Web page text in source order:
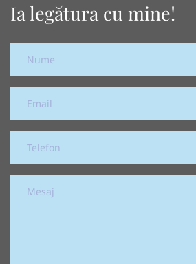
Ia legătura cu mine!